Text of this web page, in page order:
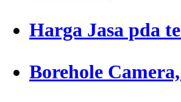
Harga Jasa pda
Borehole